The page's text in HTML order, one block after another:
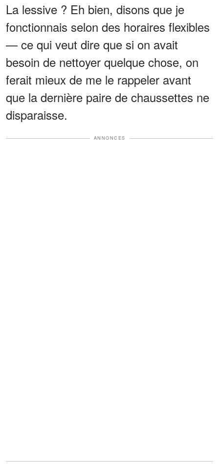
La lessive ? Eh bien, disons que je
fonctionnais selon des horaires flexibles
— ce qui veut dire que si on avait
besoin de nettoyer quelque chose, on
ferait mieux de me le rappeler avant
que la dernière paire de chaussettes ne
disparaisse.
ANNONCES